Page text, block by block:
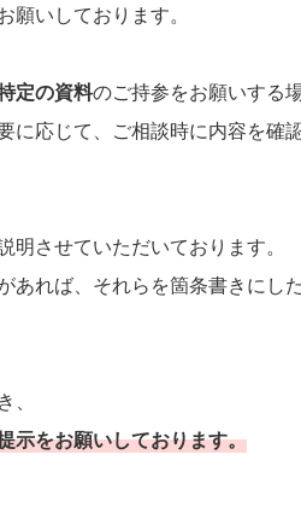
いしております。
定の資料のご持参をお願いする
に応じて、ご相談時に内容を確
させていただいております。
れば、それらを箇条書きにし
示をお願いしております。